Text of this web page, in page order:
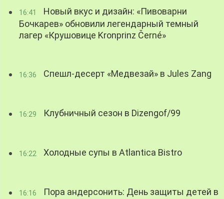
16:41
Новый вкус и дизайн: «Пивоварни
Бочкарев» обновили легендарный темный
лагер «Крушовице Kronprinz Černé»
16:36 Спешл-десерт «Медвезай» в Jules Zang
16:29 Клубничный сезон в Dizengof/99
16:22 Холодные супы в Atlantica Bistro
16:16
Пора андерсонить: День защиты детей в